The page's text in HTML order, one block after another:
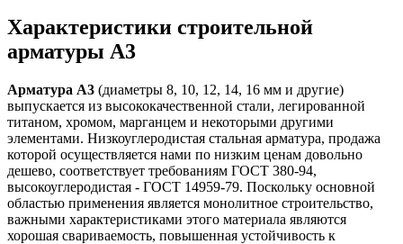
Характеристики строительной
арматуры А3
Арматура А3 (диаметры 8, 10, 12, 14, 16 мм и другие)
выпускается из высококачественной стали, легированной
титаном, хромом, марганцем и некоторыми другими
элементами. Низкоуглеродистая стальная арматура, продажа
которой осуществляется нами по низким ценам довольно
дешево, соответствует требованиям ГОСТ 380-94,
высокоуглеродистая - ГОСТ 14959-79. Поскольку основной
областью применения является монолитное строительство,
важными характеристиками этого материала являются
хорошая свариваемость, повышенная устойчивость к